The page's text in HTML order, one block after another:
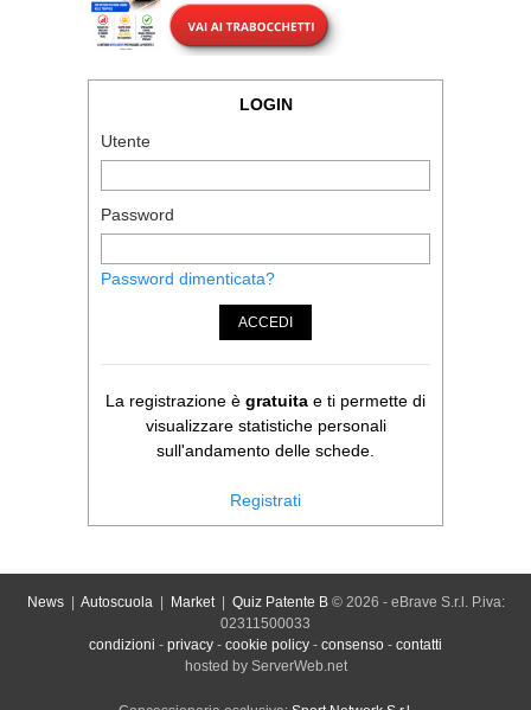
LOGIN
Utente
Password
Password dimenticata?
ACCEDI
La registrazione è gratuita e ti permette di
visualizzare statistiche personali
sull'andamento delle schede.
Registrati
News| Autoscuola| Market| Quiz Patente B© 2026 - eBrave S.r.l. P.iva:
02311500033
condizioni - privacy - cookie policy - consenso - contatti
hosted by ServerWeb.net